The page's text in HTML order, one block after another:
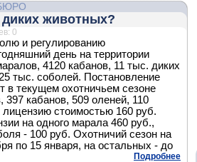
диких животных?
0
и регулированию
день на территории
4120 кабанов, 11 тыс. диких
тыс. соболей. Постановление
в текущем охотничьем сезоне
397 кабанов, 509 оленей, 110
стоимостью 160 руб.
на одного марала 460 руб.,
- 100 руб. Охотничий сезон на
по 15 января, на остальных - до
Подробнее